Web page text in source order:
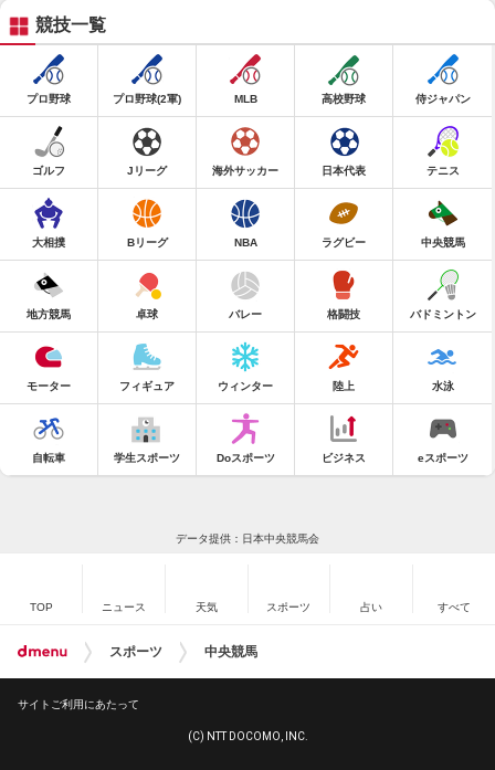
競技一覧
プロ野球 プロ野球(2軍) MLB 高校野球 侍ジャパン
ゴルフ Jリーグ 海外サッカー 日本代表 テニス
大相撲 Bリーグ NBA ラグビー 中央競馬
地方競馬 卓球 バレー 格闘技 バドミントン
モーター フィギュア ウィンター 陸上 水泳
自転車 学生スポーツ Doスポーツ ビジネス eスポーツ
データ提供：日本中央競馬会
TOP ニュース 天気 スポーツ 占い すべて
スポーツ 中央競馬
サイトご利用にあたって
(C) NTT DOCOMO, INC.